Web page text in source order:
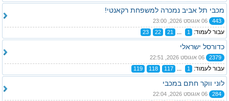
מכבי תל אביב נמכרה למשפחת רקאנטי!
443
עבור לעמוד: 1
...
21
22
23
כדורסל ישראלי
2379
עבור לעמוד: 1
...
117
118
119
לוני ווקר חתם במכבי
284